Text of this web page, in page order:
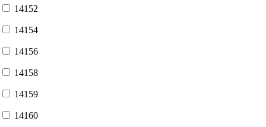
14152
14154
14156
14158
14159
14160